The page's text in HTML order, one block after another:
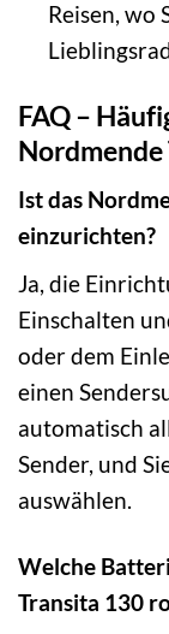
Reisen, wo
FAQ –
Ist das
einzurichten?
Ja, die
Einschalten
oder dem
einen
automatisch
Sender, und
auswählen.
Welche
Transita 130